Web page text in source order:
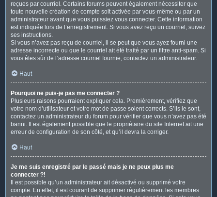
reçues par courriel. Certains forums peuvent également nécessiter que
toute nouvelle création de compte soit activée par vous-même ou par un
administrateur avant que vous puissiez vous connecter. Cette information
est indiquée lors de l’enregistrement. Si vous avez reçu un courriel, suivez
ses instructions.
Si vous n’avez pas reçu de courriel, il se peut que vous ayez fourni une
adresse incorrecte ou que le courriel ait été traité par un filtre anti-spam. Si
vous êtes sûr de l’adresse courriel fournie, contactez un administrateur.
Haut
Pourquoi ne puis-je pas me connecter ?
Plusieurs raisons pourraient expliquer cela. Premièrement, vérifiez que
votre nom d’utilisateur et votre mot de passe soient corrects. S’ils le sont,
contactez un administrateur du forum pour vérifier que vous n’avez pas été
banni. Il est également possible que le propriétaire du site Internet ait une
erreur de configuration de son côté, et qu’il devra la corriger.
Haut
Je me suis enregistré par le passé mais je ne peux plus me
connecter ?!
Il est possible qu’un administrateur ait désactivé ou supprimé votre
compte. En effet, il est courant de supprimer régulièrement les membres